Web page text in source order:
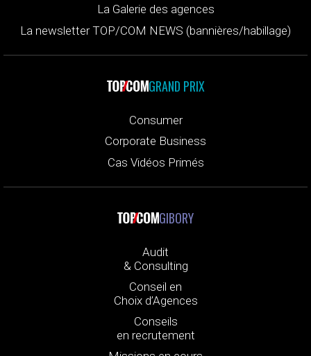
La Galerie des agences
La newsletter TOP/COM NEWS (bannières/habillage)
GRAND PRIX
Consumer
Corporate Business
Cas Vidéos Primés
GIBORY
Audit
& Consulting
Conseil en
Choix d’Agences
Conseils
en recrutement